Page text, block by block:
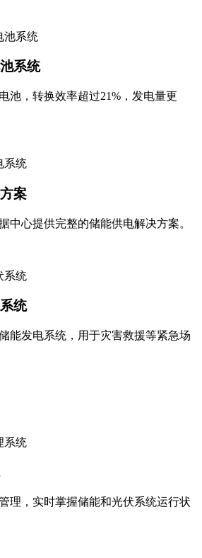
系统
池，转换效率超过21%，发电量更
案
中心提供完整的储能供电解决方案。
统
能发电系统，用于灾害救援等紧急场
理，实时掌握储能和光伏系统运行状